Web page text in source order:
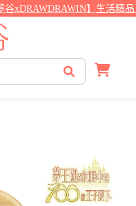
xDRAWDRAWIN】生活精品